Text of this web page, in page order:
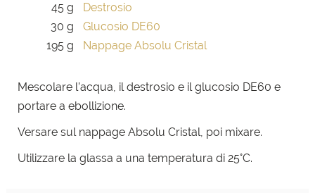
45 g
Destrosio
30 g
Glucosio DE60
195 g
Nappage Absolu Cristal
Mescolare l’acqua, il destrosio e il glucosio DE60 e
portare a ebollizione.
Versare sul nappage Absolu Cristal, poi mixare.
Utilizzare la glassa a una temperatura di 25°C.